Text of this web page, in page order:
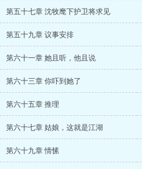
第五十七章 沈牧麾下护卫将求见
第五十九章 议事安排
第六十一章 她且听，他且说
第六十三章 你吓到她了
第六十五章 推理
第六十七章 姑娘，这就是江湖
第六十九章 情愫